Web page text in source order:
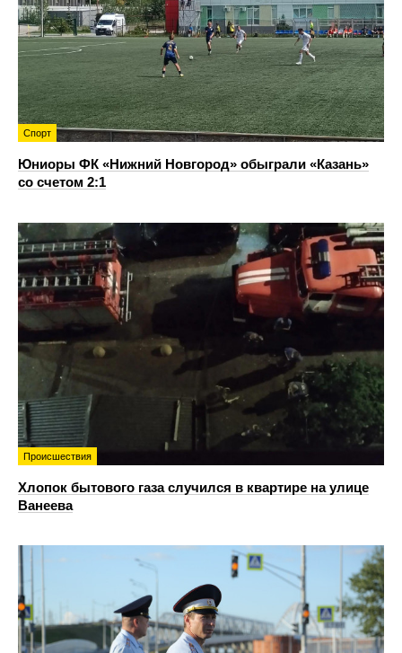
Спорт
Юниоры ФК «Нижний Новгород» обыграли «Казань»
со счетом 2:1
Происшествия
Хлопок бытового газа случился в квартире на улице
Ванеева